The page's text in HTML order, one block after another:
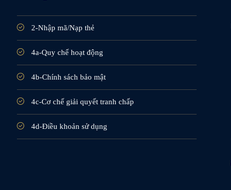
2-Nhập mã/Nạp thẻ
4a-Quy chế hoạt động
4b-Chính sách bảo mật
4c-Cơ chế giải quyết tranh chấp
4d-Điều khoản sử dụng